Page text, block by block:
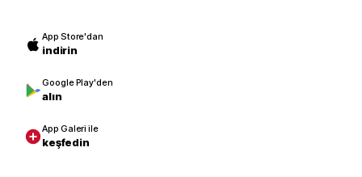
App Store'dan
indirin
Google Play'den
alın
App Galeri ile
keşfedin